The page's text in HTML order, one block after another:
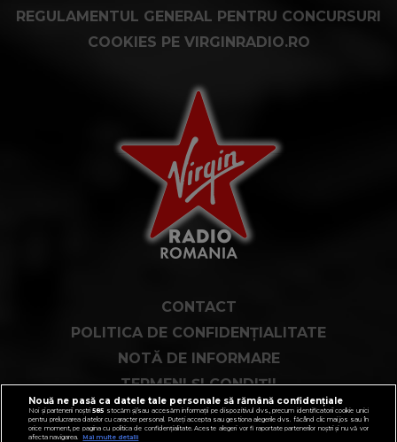
REGULAMENTUL GENERAL PENTRU CONCURSURI
COOKIES PE VIRGINRADIO.RO
CONTACT
POLITICA DE CONFIDENȚIALITATE
NOTĂ DE INFORMARE
TERMENI ȘI CONDIȚII
COD DEONTOLOGIC
PUBLICITATE PRIN RRM
Nouă ne pasă ca datele tale personale să rămână confidențiale
Noi și partenerii noștri585 stocăm și/sau accesăm informații pe dispozitivul dvs., precum identificatorii cookie unici
pentru prelucrarea datelor cu caracter personal. Puteți accepta sau gestiona alegerile dvs. făcând clic mai jos sau în
orice moment, pe pagina cu politica de confidențialitate. Aceste alegeri vor fi raportate partenerilor noștri și nu vă vor
afecta navigarea.
Mai multe detalii